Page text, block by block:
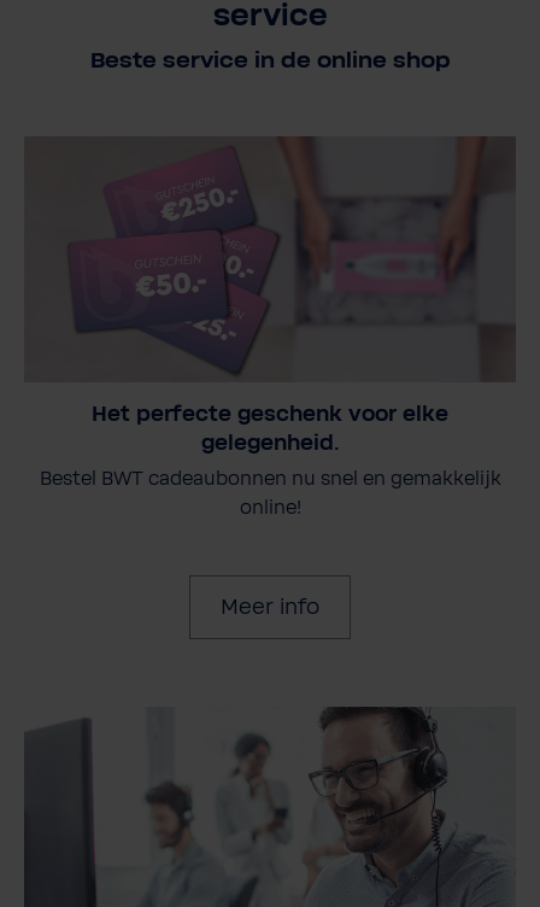
service
Beste service in de online shop
Het perfecte geschenk voor elke
gelegenheid.
Bestel BWT cadeaubonnen nu snel en gemakkelijk
online!
Meer info